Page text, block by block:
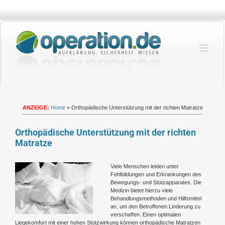
springen
ANZEIGE: Home» Orthopädische Unterstützung mit der richten Matratze
Orthopädische Unterstützung mit der richten
Matratze
Zeige
grösseres
Bild
Viele Menschen leiden unter
Fehlbildungen und Erkrankungen des
Bewegungs- und Stützapparates. Die
Medizin bietet hierzu viele
Behandlungsmethoden und Hilfsmittel
an, um den Betroffenen Linderung zu
verschaffen. Einen optimalen
Liegekomfort mit einer hohen Stützwirkung können orthopädische Matratzen